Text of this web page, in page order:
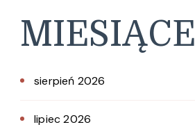
MIESIĄCE
sierpień 2026
lipiec 2026